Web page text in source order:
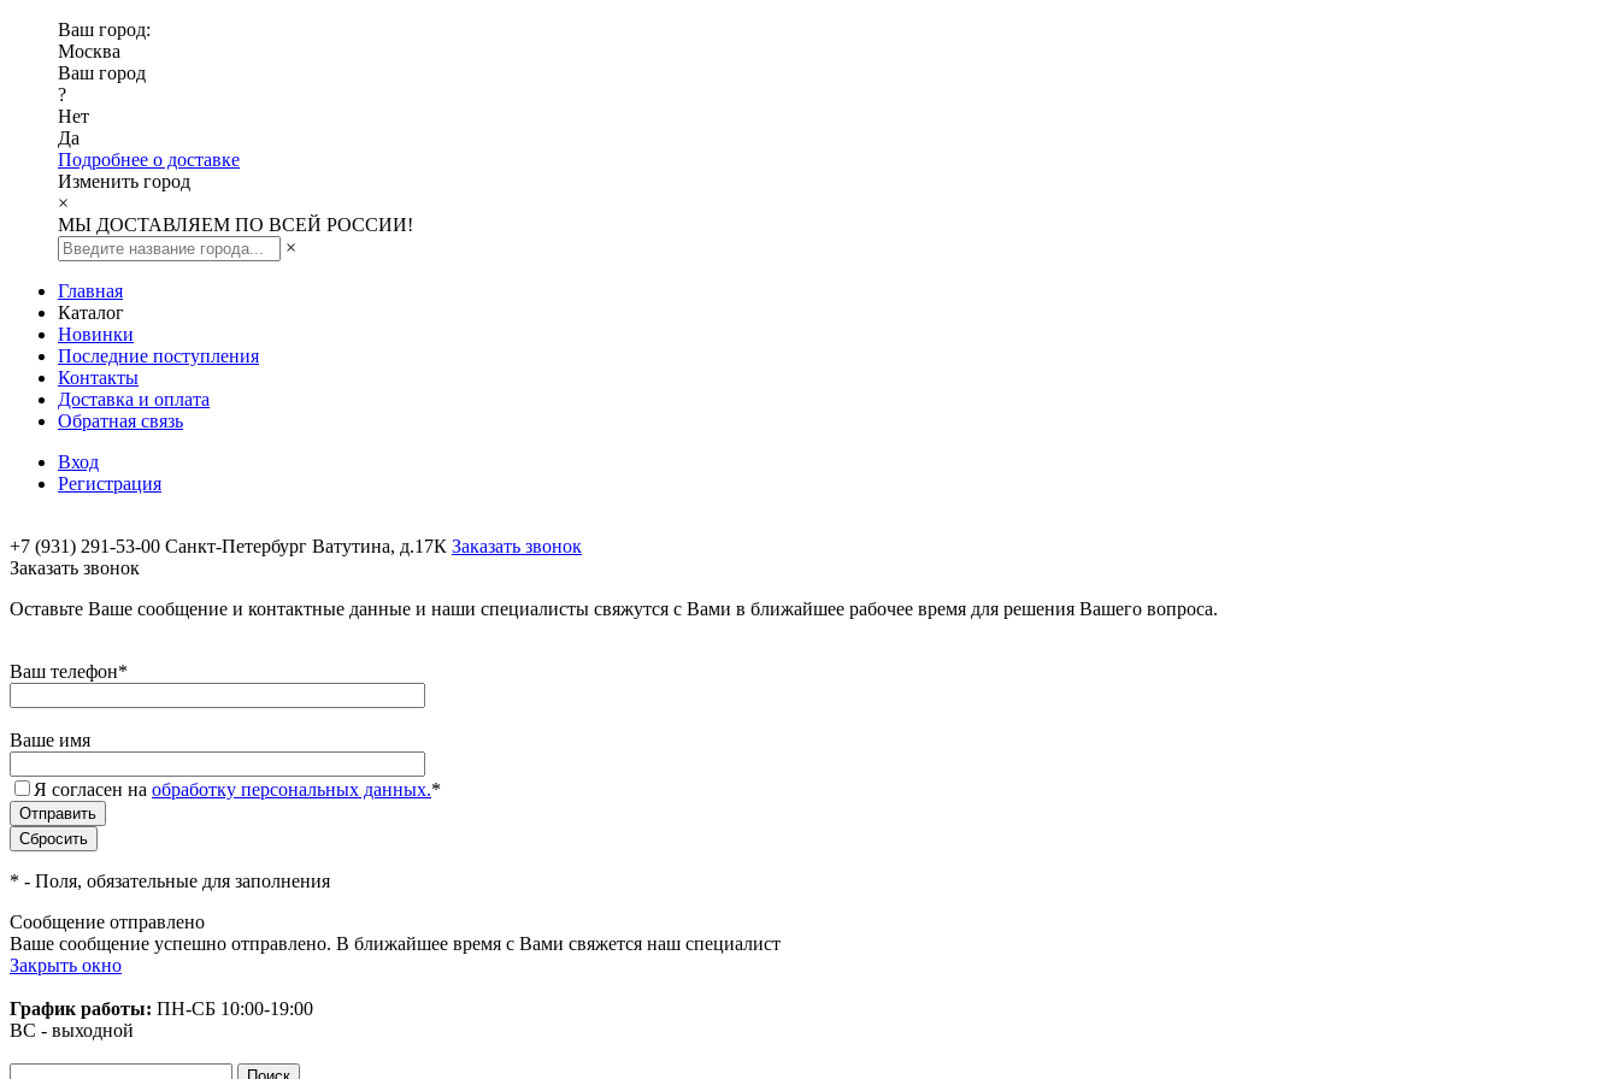
Ваш город:
Москва
Ваш город
?
Нет
Да
Подробнее о доставке
Изменить город
×
МЫ ДОСТАВЛЯЕМ ПО ВСЕЙ РОССИИ!
×
Главная
Каталог
Новинки
Последние поступления
Контакты
Доставка и оплата
Обратная связь
Вход
Регистрация
+7 (931) 291-53-00 Санкт-Петербург Ватутина, д.17К Заказать звонок
Заказать звонок
Оставьте Ваше сообщение и контактные данные и наши специалисты свяжутся с Вами в ближайшее рабочее время для решения Вашего вопроса.
Ваш телефон*
Ваше имя
Я согласен на обработку персональных данных.*
* - Поля, обязательные для заполнения
Сообщение отправлено
Ваше сообщение успешно отправлено. В ближайшее время с Вами свяжется наш специалист
Закрыть окно
График работы: ПН-СБ 10:00-19:00
ВС - выходной